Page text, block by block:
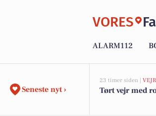
VORES
ALARM112
Seneste nyt ›
23 timer siden |
Tørt vejr med